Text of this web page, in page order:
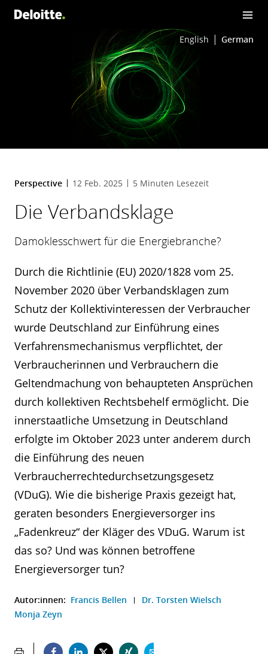
English German
Perspective 12 Feb. 2025 5 Minuten Lesezeit
Die Verbandsklage
Damoklesschwert für die Energiebranche?
Durch die Richtlinie (EU) 2020/1828 vom 25.
November 2020 über Verbandsklagen zum
Schutz der Kollektivinteressen der Verbraucher
wurde Deutschland zur Einführung eines
Verfahrensmechanismus verpflichtet, der
Verbraucherinnen und Verbrauchern die
Geltendmachung von behaupteten Ansprüchen
durch kollektiven Rechtsbehelf ermöglicht. Die
innerstaatliche Umsetzung in Deutschland
erfolgte im Oktober 2023 unter anderem durch
die Einführung des neuen
Verbraucherrechtedurchsetzungsgesetz
(VDuG). Wie die bisherige Praxis gezeigt hat,
geraten besonders Energieversorger ins
„Fadenkreuz“ der Kläger des VDuG. Warum ist
das so? Und was können betroffene
Energieversorger tun?
Autor:innen: Francis Bellen
Dr. Torsten Wielsch
Monja Zeyn